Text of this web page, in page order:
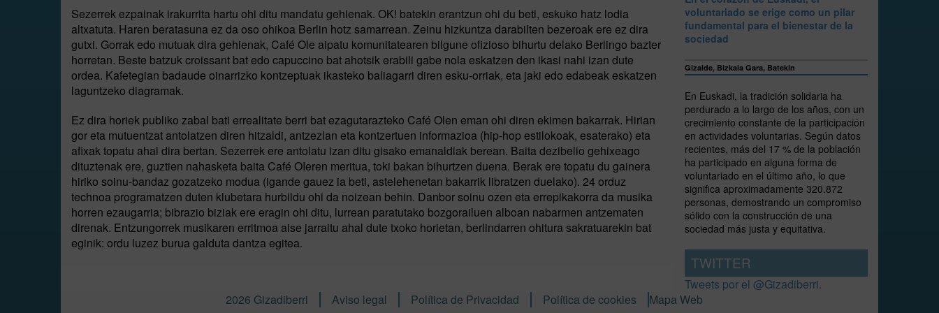
Sezerrek ezpainak irakurrita hartu ohi ditu mandatu gehienak. OK! batekin erantzun ohi du beti, eskuko hatz lodia
altxatuta. Haren beratasuna ez da oso ohikoa Berlin hotz samarrean. Zeinu hizkuntza darabilten bezeroak ere ez dira
gutxi. Gorrak edo mutuak dira gehienak, Café Ole aipatu komunitatearen bilgune ofizioso bihurtu delako Berlingo bazter
horretan. Beste batzuk croissant bat edo capuccino bat ahotsik erabili gabe nola eskatzen den ikasi nahi izan dute
ordea. Kafetegian badaude oinarrizko kontzeptuak ikasteko baliagarri diren esku-orriak, eta jaki edo edabeak eskatzen
laguntzeko diagramak.
Ez dira horiek publiko zabal bati errealitate berri bat ezagutarazteko Café Olen eman ohi diren ekimen bakarrak. Hirian
gor eta mutuentzat antolatzen diren hitzaldi, antzezlan eta kontzertuen informazioa (hip-hop estilokoak, esaterako) eta
afixak topatu ahal dira bertan. Sezerrek ere antolatu izan ditu gisako emanaldiak berean. Baita dezibelio gehixeago
dituztenak ere, guztien nahasketa baita Café OIeren meritua, toki bakan bihurtzen duena. Berak ere topatu du gainera
hiriko soinu-bandaz gozatzeko modua (igande gauez ia beti, astelehenetan bakarrik libratzen duelako). 24 orduz
technoa programatzen duten klubetara hurbildu ohi da noizean behin. Danbor soinu ozen eta errepikakorra da musika
horren ezaugarria; bibrazio biziak ere eragin ohi ditu, lurrean paratutako bozgorailuen alboan nabarmen antzematen
direnak. Entzungorrek musikaren erritmoa aise jarraitu ahal dute txoko horietan, berlindarren ohitura sakratuarekin bat
eginik: ordu luzez burua galduta dantza egitea.
voluntariado se erige como un pilar
fundamental para el bienestar de la
sociedad
Gizalde, Bizkaia Gara, Batekin
En Euskadi, la tradición solidaria ha
perdurado a lo largo de los años, con un
crecimiento constante de la participación
en actividades voluntarias. Según datos
recientes, más del 17 % de la población
ha participado en alguna forma de
voluntariado en el último año, lo que
significa aproximadamente 320.872
personas, demostrando un compromiso
sólido con la construcción de una
sociedad más justa y equitativa.
TWITTER
Tweets por el @Gizadiberri.
2026 Gizadiberri
Aviso legal Política de Privacidad Política de cookies Mapa Web